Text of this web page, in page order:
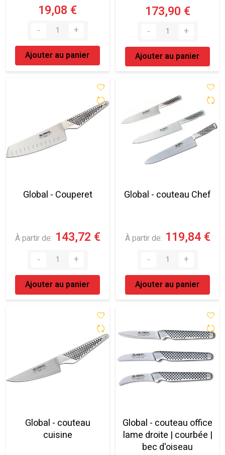
19,08 €
Ajouter au panier
173,90 €
Ajouter au panier
Global - Couperet
À partir de 143,72 €
Ajouter au panier
Global - couteau Chef
À partir de 119,84 €
Ajouter au panier
Global - couteau
cuisine
Global - couteau office
lame droite | courbée |
bec d'oiseau